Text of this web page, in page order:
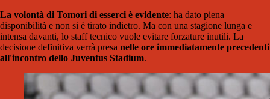
La volontà di Tomori di esserci è evidente: ha dato piena
disponibilità e non si è tirato indietro. Ma con una stagione lunga e
intensa davanti, lo staff tecnico vuole evitare forzature inutili. La
decisione definitiva verrà presa nelle ore immediatamente precedenti
all'incontro dello Juventus Stadium.